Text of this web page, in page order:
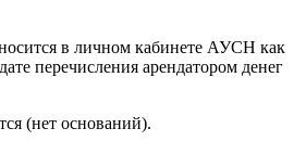
в личном кабинете АУСН как
перечисления арендатором денег
(нет оснований).